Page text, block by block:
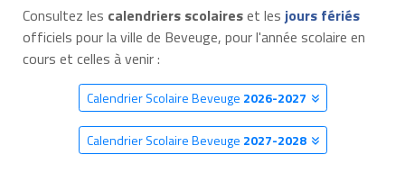
Consultez les calendriers scolaireset les jours fériés
officiels pour la ville de Beveuge, pour l'année scolaire en
cours et celles à venir :
Calendrier Scolaire Beveuge 2026-2027
Calendrier Scolaire Beveuge 2027-2028